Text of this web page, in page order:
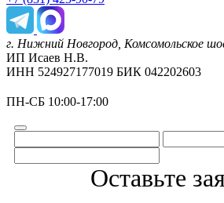
г. Нижний Новгород, Комсомольское
ИП Исаев Н.В.
ИНН 524927177019 БИК 042202603
ПН-СБ 10:00-17:00
Оставьте